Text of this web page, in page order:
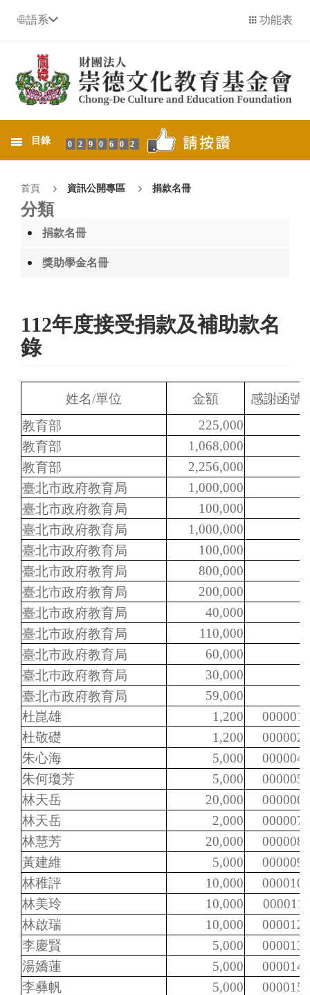
語系 功能表
目錄 0290602
首頁 資訊公開專區 捐款名冊
分類
捐款名冊
獎助學金名冊
112年度接受捐款及補助款名
錄
姓名/單位 金額
感謝函號
教育部
225,000
教育部
1,068,000
教育部
2,256,000
臺北市政府教育局
1,000,000
臺北市政府教育局
100,000
臺北市政府教育局
1,000,000
臺北市政府教育局
100,000
臺北市政府教育局
800,000
臺北市政府教育局
200,000
臺北市政府教育局
40,000
臺北市政府教育局
110,000
臺北市政府教育局
60,000
臺北巿政府教育局
30,000
臺北市政府教育局
59,000
杜崑雄
1,200
000001
杜敬礎
1,200
000002
朱心海
5,000
000004
朱何瓊芳
5,000
000005
林天岳
20,000
000006
林天岳
2,000
000007
林慧芳
20,000
000008
黃建維
5,000
000009
林稚評
10,000
000010
林美玲
10,000
000011
林啟瑞
10,000
000012
李慶賢
5,000
000013
湯嬌蓮
5,000
000014
李彝帆
5,000
000015